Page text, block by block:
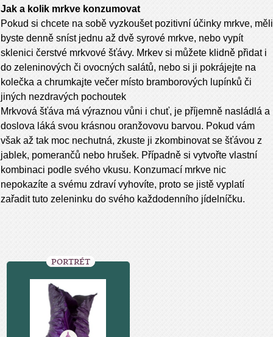
Jak a kolik mrkve konzumovat
Pokud si chcete na sobě vyzkoušet pozitivní účinky mrkve, měli
byste denně sníst jednu až dvě syrové mrkve, nebo vypít
sklenici čerstvé mrkvové šťávy. Mrkev si můžete klidně přidat i
do zeleninových či ovocných salátů, nebo si ji pokrájejte na
kolečka a chrumkajte večer místo bramborových lupínků či
jiných nezdravých pochoutek
Mrkvová šťáva má výraznou vůni i chuť, je příjemně nasládlá a
doslova láká svou krásnou oranžovovu barvou. Pokud vám
však až tak moc nechutná, zkuste ji zkombinovat se šťávou z
jablek, pomerančů nebo hrušek. Případně si vytvořte vlastní
kombinaci podle svého vkusu. Konzumací mrkve nic
nepokazíte a svému zdraví vyhovíte, proto se jistě vyplatí
zařadit tuto zeleninku do svého každodenního jídelníčku.
PORTRÉT